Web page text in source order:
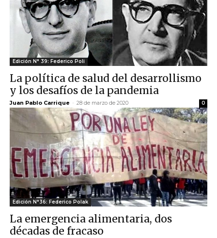
Edición N° 39: Federico Poli
La política de salud del desarrollismo
y los desafíos de la pandemia
Juan Pablo Carrique - 28 de marzo de 2020 0
Edición N°36: Federico Polak
La emergencia alimentaria, dos
décadas de fracaso